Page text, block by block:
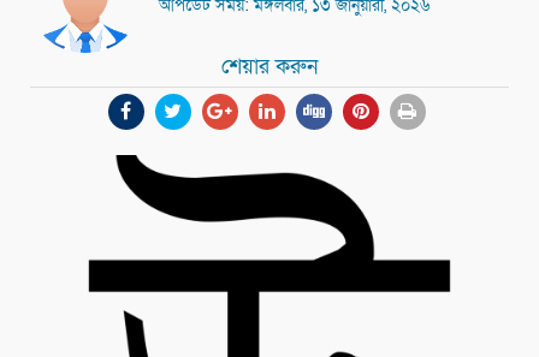
আপডেট সময়: মঙ্গলবার, ১৩ জানুয়ারী, ২০২৬
শেয়ার করুন